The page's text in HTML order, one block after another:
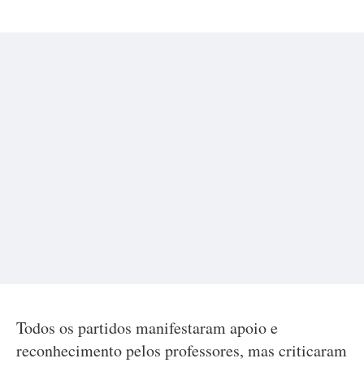
Todos os partidos manifestaram apoio e
reconhecimento pelos professores, mas criticaram